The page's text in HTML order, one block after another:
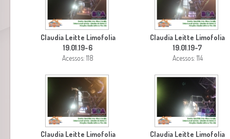
Claudia Leitte Limofolia
19.01.19-6
Acessos: 118
Claudia Leitte Limofolia
19.01.19-7
Acessos: 114
Claudia Leitte Limofolia
Claudia Leitte Limofolia